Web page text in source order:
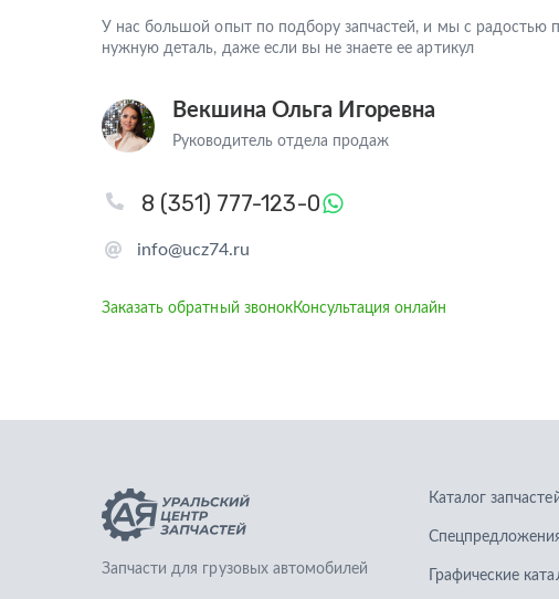
У нас большой опыт по подбору запчастей, и мы с радостью
нужную деталь, даже если вы не знаете ее артикул
Векшина Ольга Игоревна
Руководитель отдела продаж
info@ucz74.ru
8 (351) 777-123-0
Заказать обратный звонокКонсультация онлайн
Запчасти для грузовых автомобилей Графические